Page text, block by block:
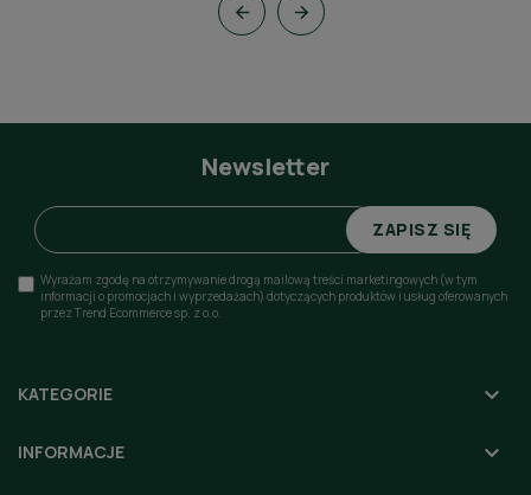
 
Newsletter
ZAPISZ SIĘ
Wyrażam zgodę na otrzymywanie drogą mailową treści marketingowych (w tym
informacji o promocjach i wyprzedażach) dotyczących produktów i usług oferowanych
przez Trend Ecommerce sp. z o.o.
KATEGORIE 
INFORMACJE 